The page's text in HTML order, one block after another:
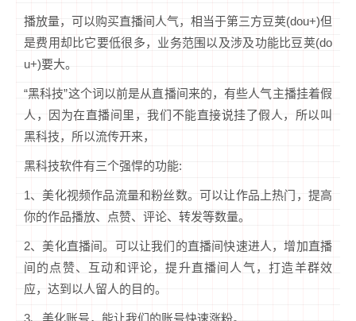
播放量，可以购买直播间人气，相当于第三方豆荚(dou+)但
是费用却比它要低很多，业务范围以及涉及功能比豆荚(do
u+)要大。
“黑科技”这个词以前是从直播间来的，有些人气主播挂着假
人，因为在直播间里，我们不能直接说挂了假人，所以叫
黑科技，所以流传开来，
黑科技软件有三个强悍的功能:
1、美化视频作品流量和粉丝数。可以让作品上热门，提高
你的作品播放、点赞、评论、转发等数量。
2、美化直播间。可以让我们的直播间快速进人，增加直播
间的点赞、互动和评论，提升直播间人气，打造羊群效
应，达到以人留人的目的。
3、美化账号，能让我们的账号快速涨粉。